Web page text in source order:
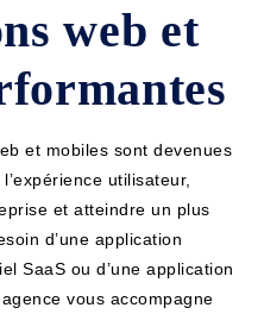
web et
et mobiles sont devenues
utilisateur,
et atteindre un plus
d’une application
SaaS ou d’une application
vous accompagne